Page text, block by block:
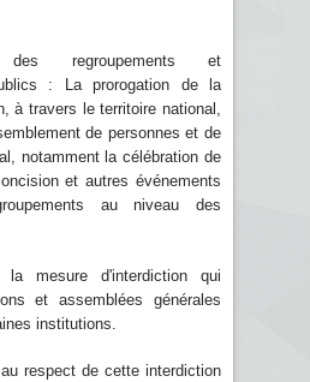
regroupements et
: La prorogation de la
à travers le territoire national,
de personnes et de
notamment la célébration de
et autres événements
au niveau des
la mesure d'interdiction qui
et assemblées générales
institutions.
respect de cette interdiction